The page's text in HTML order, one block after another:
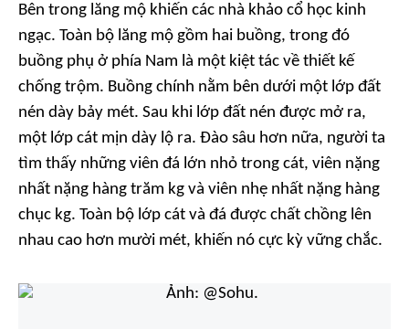
Bên trong lăng mộ khiến các nhà khảo cổ học kinh
ngạc. Toàn bộ lăng mộ gồm hai buồng, trong đó
buồng phụ ở phía Nam là một kiệt tác về thiết kế
chống trộm. Buồng chính nằm bên dưới một lớp đất
nén dày bảy mét. Sau khi lớp đất nén được mở ra,
một lớp cát mịn dày lộ ra. Đào sâu hơn nữa, người ta
tìm thấy những viên đá lớn nhỏ trong cát, viên nặng
nhất nặng hàng trăm kg và viên nhẹ nhất nặng hàng
chục kg. Toàn bộ lớp cát và đá được chất chồng lên
nhau cao hơn mười mét, khiến nó cực kỳ vững chắc.